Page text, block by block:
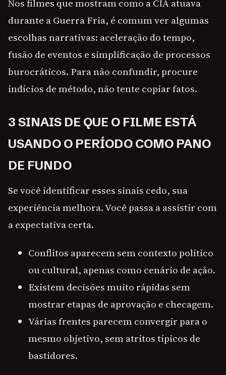
Nos filmes que mostram como a CIA atuava
durante a Guerra Fria, é comum ver algumas
escolhas narrativas: aceleração do tempo,
fusão de eventos e simplificação de processos
burocráticos. Para não confundir, procure
indícios de método, não tente copiar fatos.
3 SINAIS DE QUE O FILME ESTÁ
USANDO O PERÍODO COMO PANO
DE FUNDO
Se você identificar esses sinais cedo, sua
experiência melhora. Você passa a assistir com
a expectativa certa.
Conflitos aparecem sem contexto político
ou cultural, apenas como cenário de ação.
Existem decisões muito rápidas sem
mostrar etapas de aprovação e checagem.
Várias frentes parecem convergir para o
mesmo objetivo, sem atritos típicos de
bastidores.